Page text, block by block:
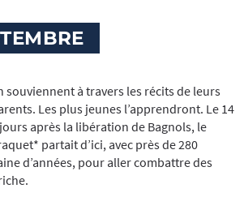
souviennent à travers les récits de leurs
Les plus jeunes l’apprendront. Le 14
après la libération de Bagnols, le
partait d’ici, avec près de 280
d’années, pour aller combattre des